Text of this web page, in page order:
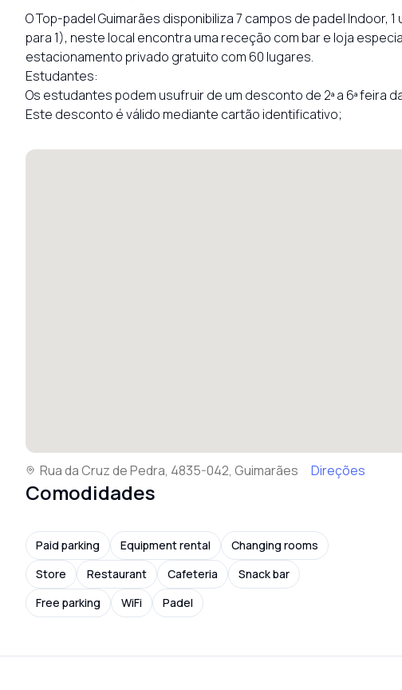
O Top-padel Guimarães disponibiliza 7 campos de padel Indoor,
para 1), neste local encontra uma receção com bar e loja
estacionamento privado gratuito com 60 lugares.
Estudantes:
Os estudantes podem usufruir de um desconto de 2ª a 6ª feira
Este desconto é válido mediante cartão identificativo;
Rua da Cruz de Pedra, 4835-042, Guimarães Direções
Comodidades
Paid parking Equipment rental
Changing rooms
Store
Restaurant Cafeteria
Snack bar
Free parking
WiFi Padel